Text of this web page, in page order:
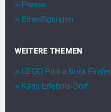
Presse
Einwilligungen
WEITERE THEMEN
LEGO Pick a Brick Finder
Karls Erlebnis-Dorf